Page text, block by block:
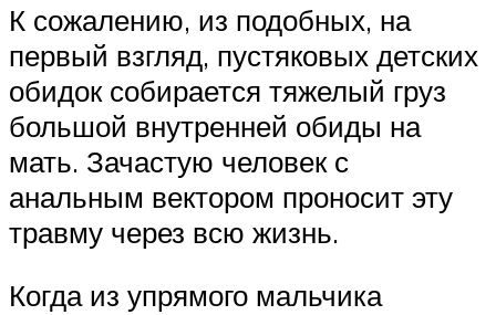
К сожалению, из подобных, на
первый взгляд, пустяковых детских
обидок собирается тяжелый груз
большой внутренней обиды на
мать. Зачастую человек с
анальным вектором проносит эту
травму через всю жизнь.
Когда из упрямого мальчика